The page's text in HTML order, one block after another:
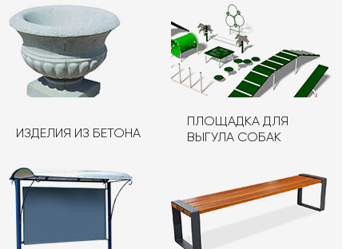
ИЗДЕЛИЯ ИЗ БЕТОНА
ПЛОЩАДКА ДЛЯ
ВЫГУЛА СОБАК